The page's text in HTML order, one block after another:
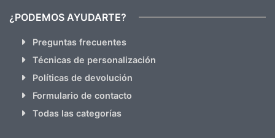
¿PODEMOS AYUDARTE?
Preguntas frecuentes
Técnicas de personalización
Políticas de devolución
Formulario de contacto
Todas las categorías